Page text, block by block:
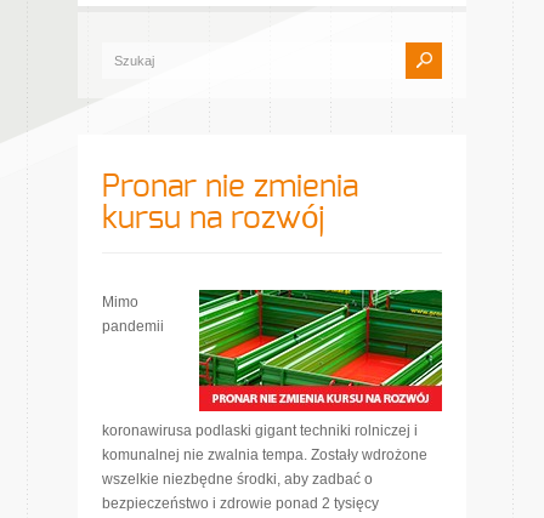
Pronar nie zmienia
kursu na rozwój
Mimo
pandemii
koronawirusa podlaski gigant techniki rolniczej i
komunalnej nie zwalnia tempa. Zostały wdrożone
wszelkie niezbędne środki, aby zadbać o
bezpieczeństwo i zdrowie ponad 2 tysięcy